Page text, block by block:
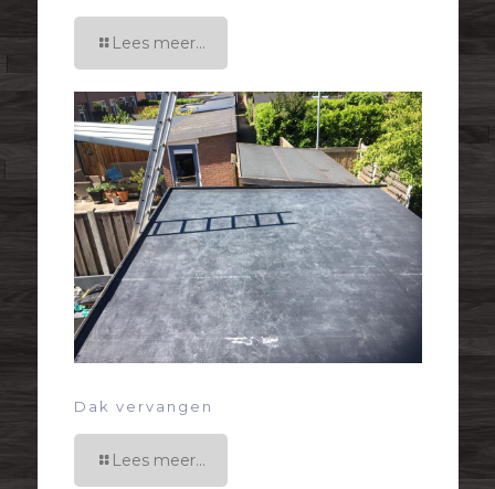
Lees meer...
Dak vervangen
Lees meer...